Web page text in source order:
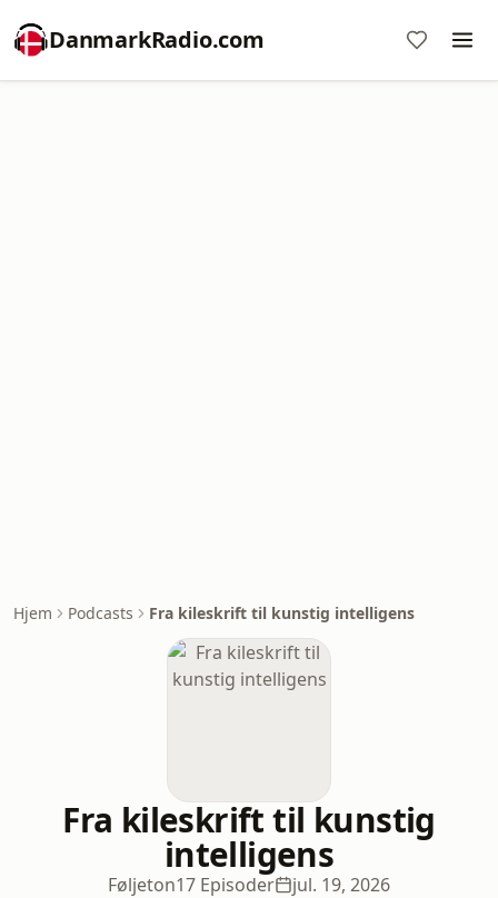
DanmarkRadio.com
Hjem Podcasts Fra kileskrift til kunstig intelligens
Fra kileskrift til kunstig
intelligens
Føljeton17 Episoder jul. 19, 2026